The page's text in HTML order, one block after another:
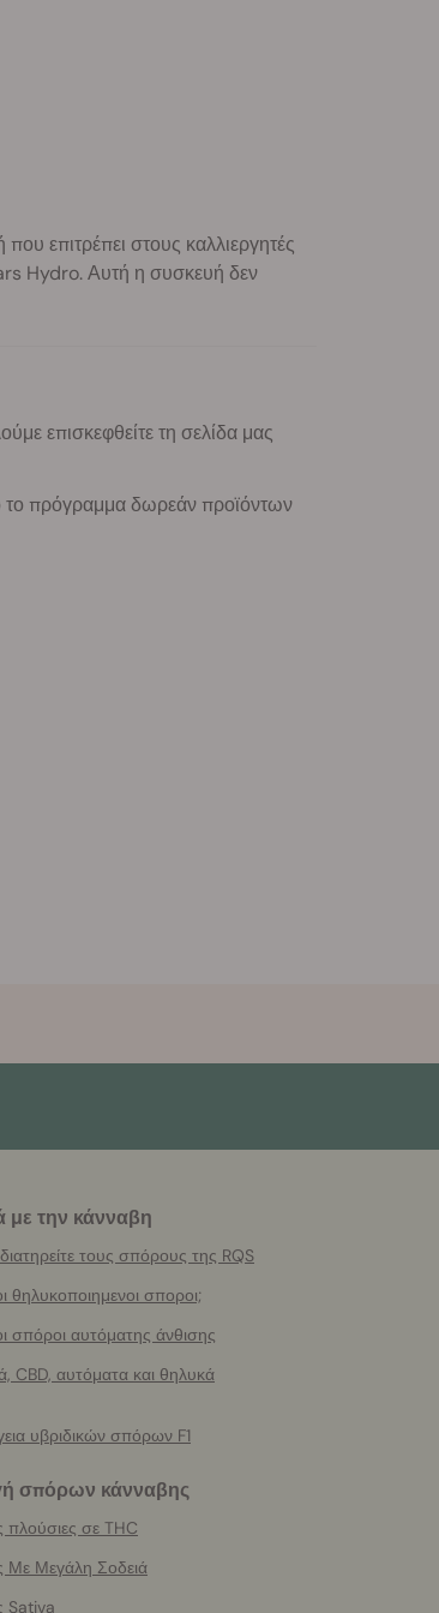
επιτρέπει στους καλλιεργητές
Hydro. Αυτή η συσκευή δεν
επισκεφθείτε τη σελίδα μας
το πρόγραμμα δωρεάν προϊόντων
με την κάνναβη
τους σπόρους της RQS
θηλυκοποιημενοι σποροι;
σπόροι αυτόματης άνθισης
CBD, αυτόματα και θηλυκά
υβριδικών σπόρων F1
σπόρων κάνναβης
πλούσιες σε THC
Με Μεγάλη Σοδειά
Sativa